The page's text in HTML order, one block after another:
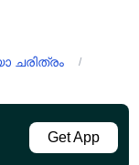
ചരിത്രം /
Get App